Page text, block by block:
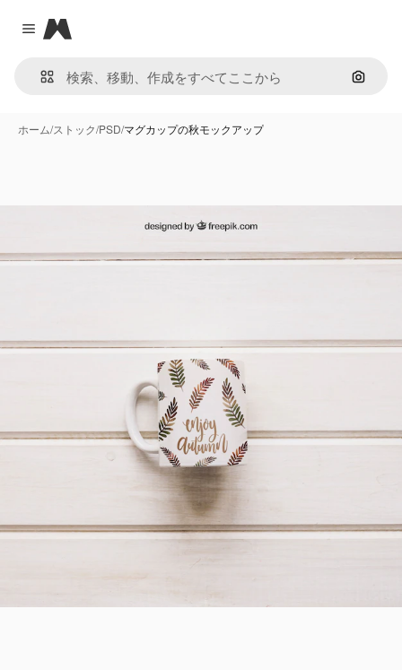
Close menu
Magnific
画像で
ホーム/ストック/PSD/マグカップの秋モックアップ